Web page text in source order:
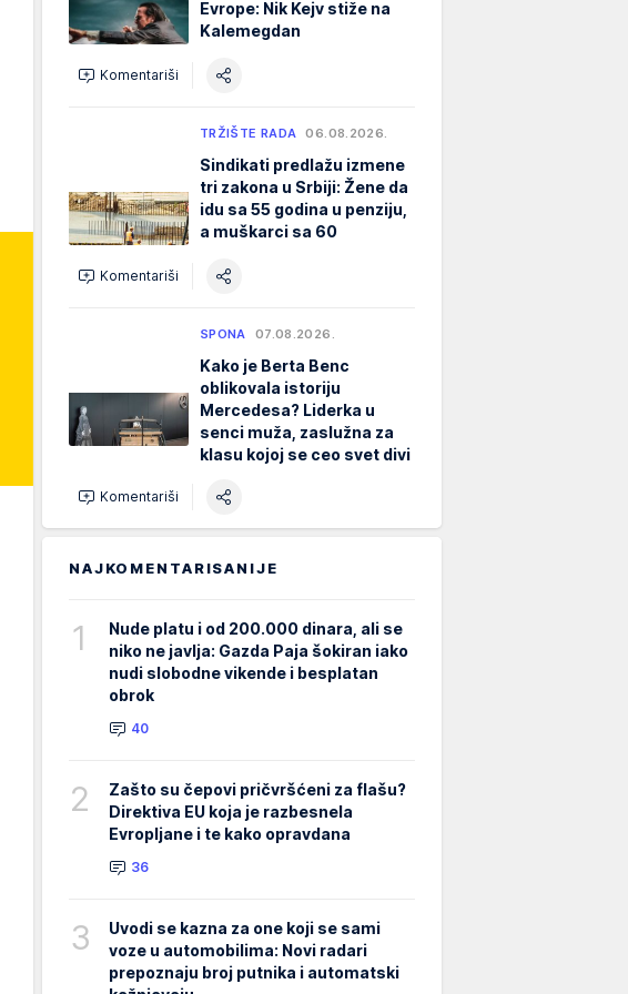
Evrope: Nik Kejv stiže na
Kalemegdan
Komentariši
TRŽIŠTE RADA 06.08.2026.
Sindikati predlažu izmene
tri zakona u Srbiji: Žene da
idu sa 55 godina u penziju,
a muškarci sa 60
Komentariši
SPONA 07.08.2026.
Kako je Berta Benc
oblikovala istoriju
Mercedesa? Liderka u
senci muža, zaslužna za
klasu kojoj se ceo svet divi
Komentariši
NAJKOMENTARISANIJE
1
Nude platu i od 200.000 dinara, ali se
niko ne javlja: Gazda Paja šokiran iako
nudi slobodne vikende i besplatan
obrok
40
2
Zašto su čepovi pričvršćeni za flašu?
Direktiva EU koja je razbesnela
Evropljane i te kako opravdana
36
3
Uvodi se kazna za one koji se sami
voze u automobilima: Novi radari
prepoznaju broj putnika i automatski